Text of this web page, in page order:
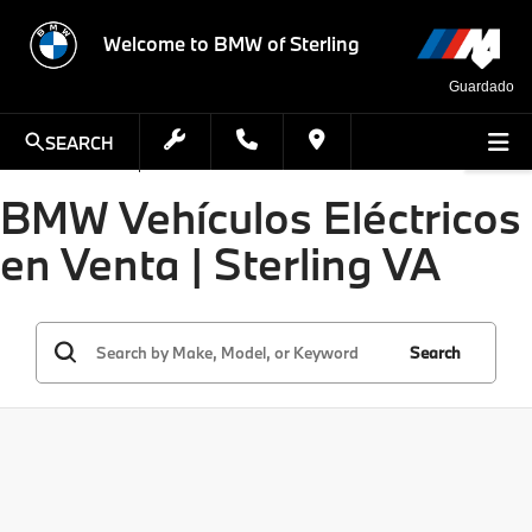
Welcome to BMW of Sterling
Guardado
SEARCH
BMW Vehículos Eléctricos
en Venta | Sterling VA
Search